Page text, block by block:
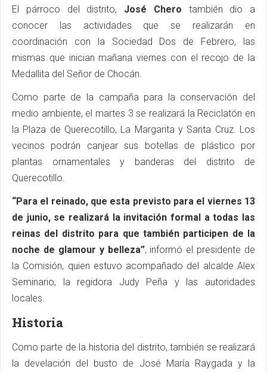
El párroco del distrito, José Chero también dio a
conocer las actividades que se realizarán en
coordinación con la Sociedad Dos de Febrero, las
mismas que inician mañana viernes con el recojo de la
Medallita del Señor de Chocán.
Como parte de la campaña para la conservación del
medio ambiente, el martes 3 se realizará la Reciclatón en
la Plaza de Querecotillo, La Margarita y Santa Cruz. Los
vecinos podrán canjear sus botellas de plástico por
plantas ornamentales y banderas del distrito de
Querecotillo.
“Para el reinado, que esta previsto para el viernes 13
de junio, se realizará la invitación formal a todas las
reinas del distrito para que también participen de la
noche de glamour y belleza”, informó el presidente de
la Comisión, quien estuvo acompañado del alcalde Alex
Seminario, la regidora Judy Peña y las autoridades
locales.
Historia
Como parte de la historia del distrito, también se realizará
la develación del busto de José María Raygada y la